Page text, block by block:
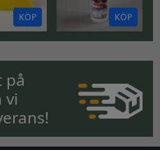
KÖP KÖP
på
vi